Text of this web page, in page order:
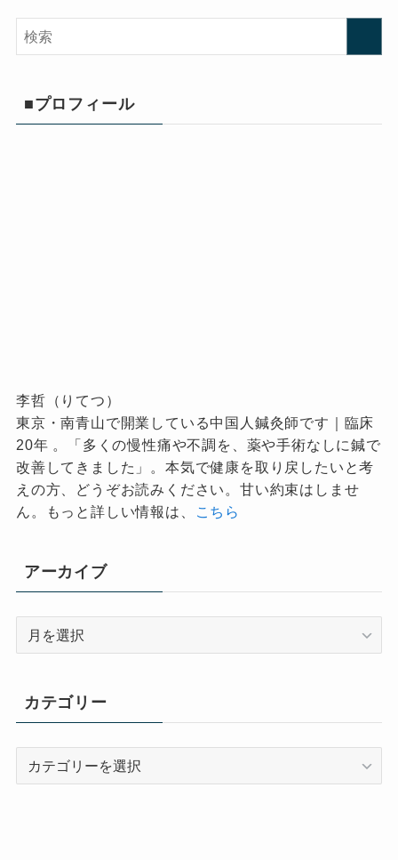
■プロフィール
李哲（りてつ）
東京・南青山で開業している中国人鍼灸師です｜臨床
20年 。「多くの慢性痛や不調を、薬や手術なしに鍼で
改善してきました」。本気で健康を取り戻したいと考
えの方、どうぞお読みください。甘い約束はしませ
ん。もっと詳しい情報は、
こちら
アーカイブ
ブ
カテゴリー